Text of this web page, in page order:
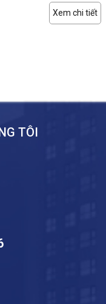
Xem chi tiết
TÔI